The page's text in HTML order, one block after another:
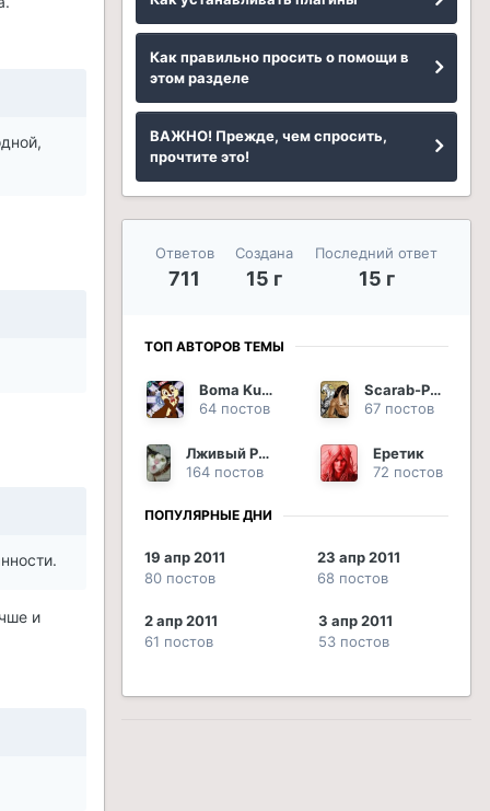
и
Как правильно просить о помощи в
этом разделе
ВАЖНО! Прежде, чем спросить,
прочтите это!
Ответов
711
Создана
15 г
Последний ответ
15 г
ТОП АВТОРОВ ТЕМЫ
Boma Kuro
64 постов
Scarab-Phoenix
67 постов
Лживый Раб Отаку
164 постов
Еретик
72 постов
ПОПУЛЯРНЫЕ ДНИ
19 апр 2011
80 постов
23 апр 2011
68 постов
2 апр 2011
61 постов
3 апр 2011
53 постов